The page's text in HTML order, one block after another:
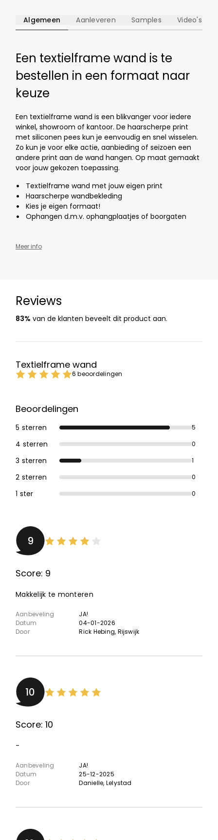
Algemeen Aanleveren Samples Video's
Een textielframe wand is te
bestellen in een formaat naar
keuze
Een textielframe wand is een blikvanger voor iedere
winkel, showroom of kantoor. De haarscherpe print
met siliconen pees kun je eenvoudig en snel wisselen.
Zo kun je voor elke actie, aanbieding of seizoen een
andere print aan de wand hangen. Op maat gemaakt
voor jouw gekozen toepassing.
Textielframe wand met jouw eigen print
Haarscherpe wandbekleding
Kies je eigen formaat!
Ophangen d.m.v. ophangplaatjes of boorgaten
Meer info
Reviews
83% van de klanten beveelt dit product aan.
Textielframe wand
6 beoordelingen
Beoordelingen
5 sterren 5
4 sterren 0
3 sterren 1
2 sterren 0
1 ster 0
9
Score: 9
Makkelijk te monteren
Aanbeveling
JA!
Datum
04-01-2026
Door
Rick Hebing, Rijswijk
10
Score: 10
-
Aanbeveling
JA!
Datum
25-12-2025
Door
Danielle, Lelystad